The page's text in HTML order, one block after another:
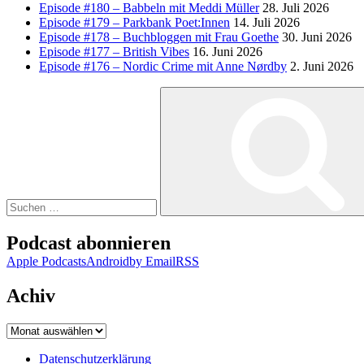
Episode #180 – Babbeln mit Meddi Müller 28. Juli 2026
Episode #179 – Parkbank Poet:Innen 14. Juli 2026
Episode #178 – Buchbloggen mit Frau Goethe 30. Juni 2026
Episode #177 – British Vibes 16. Juni 2026
Episode #176 – Nordic Crime mit Anne Nørdby 2. Juni 2026
Podcast abonnieren
Apple PodcastsAndroidby EmailRSS
Achiv
Achiv
Datenschutzerklärung